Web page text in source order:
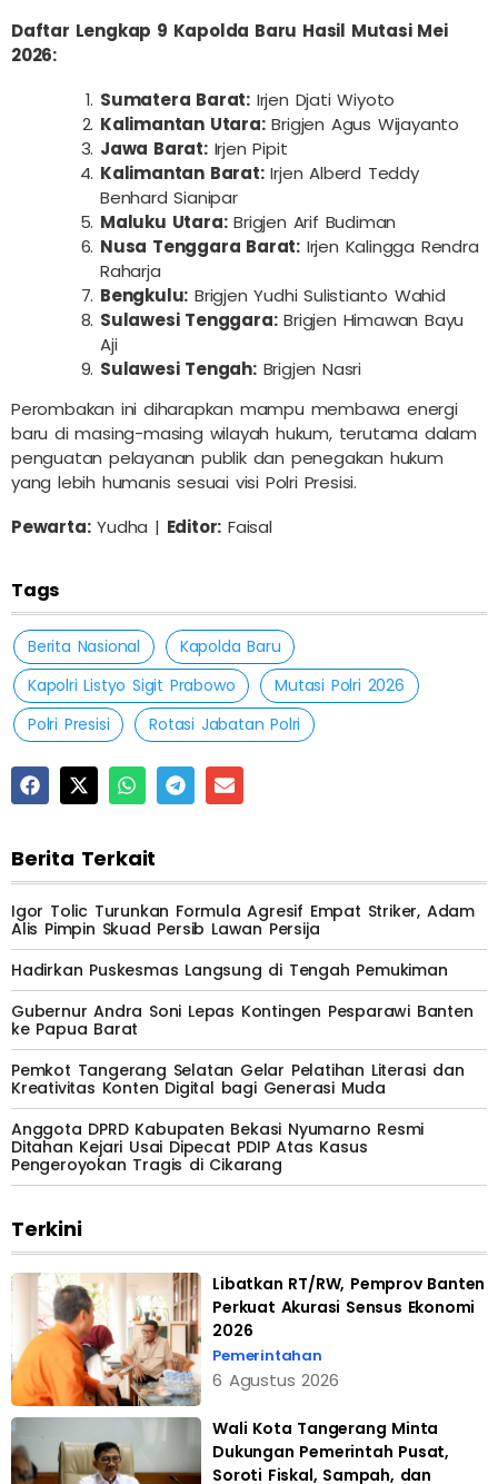
Daftar Lengkap 9 Kapolda Baru Hasil Mutasi Mei
2026:
Sumatera Barat: Irjen Djati Wiyoto
Kalimantan Utara:Brigjen Agus Wijayanto
Jawa Barat:Irjen Pipit
Kalimantan Barat:Irjen Alberd Teddy
Benhard Sianipar
Maluku Utara:Brigjen Arif Budiman
Nusa Tenggara Barat: Irjen Kalingga Rendra
Raharja
Bengkulu: Brigjen Yudhi Sulistianto Wahid
Sulawesi Tenggara:Brigjen Himawan Bayu
Aji
Sulawesi Tengah:Brigjen Nasri
Perombakan ini diharapkan mampu membawa energi
baru di masing-masing wilayah hukum, terutama dalam
penguatan pelayanan publik dan penegakan hukum
yang lebih humanis sesuai visi Polri Presisi.
Pewarta:Yudha | Editor: Faisal
Tags
Berita Nasional
Kapolda Baru
Kapolri Listyo Sigit Prabowo
Mutasi Polri 2026
Polri Presisi
Rotasi Jabatan Polri
Berita Terkait
Igor Tolic Turunkan Formula Agresif Empat Striker, Adam
Alis Pimpin Skuad Persib Lawan Persija
Hadirkan Puskesmas Langsung di Tengah Pemukiman
Gubernur Andra Soni Lepas Kontingen Pesparawi Banten
ke Papua Barat
Pemkot Tangerang Selatan Gelar Pelatihan Literasi dan
Kreativitas Konten Digital bagi Generasi Muda
Anggota DPRD Kabupaten Bekasi Nyumarno Resmi
Ditahan Kejari Usai Dipecat PDIP Atas Kasus
Pengeroyokan Tragis di Cikarang
Terkini
Libatkan RT/RW, Pemprov Banten
Perkuat Akurasi Sensus Ekonomi
2026
Pemerintahan
6 Agustus 2026
Wali Kota Tangerang Minta
Dukungan Pemerintah Pusat,
Soroti Fiskal, Sampah, dan